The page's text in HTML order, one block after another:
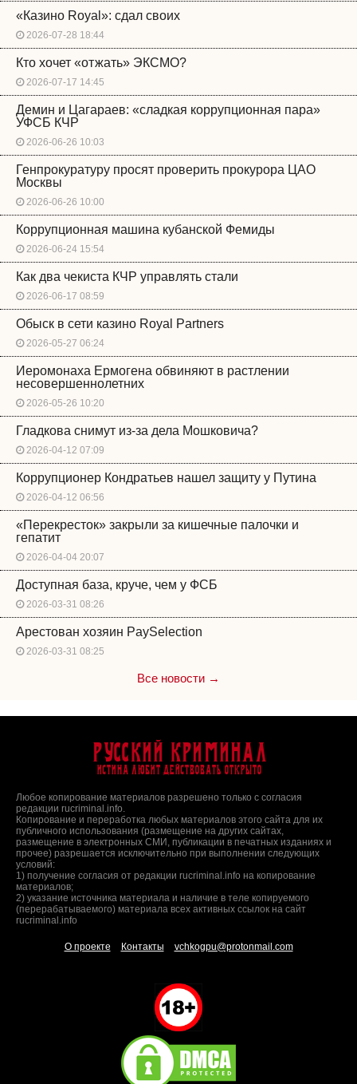
«Казино Royal»: сдал своих
2026-07-28 18:44
Кто хочет «отжать» ЭКСМО?
2026-07-17 14:45
Демин и Цагараев: «сладкая коррупционная пара»
УФСБ КЧР
2026-06-26 10:03
Генпрокуратуру просят проверить прокурора ЦАО
Москвы
2026-06-26 10:00
Коррупционная машина кубанской Фемиды
2026-06-24 15:54
Как два чекиста КЧР управлять стали
2026-06-17 08:59
Обыск в сети казино Royal Partners
2026-05-27 06:24
Иеромонаха Ермогена обвиняют в растлении
несовершеннолетних
2026-05-26 10:20
Гладкова снимут из-за дела Мошковича?
2026-04-12 07:09
Коррупционер Кондратьев нашел защиту у Путина
2026-04-12 06:56
«Перекресток» закрыли за кишечные палочки и
гепатит
2026-04-04 20:07
Доступная база, круче, чем у ФСБ
2026-03-31 08:26
Арестован хозяин PaySelection
2026-03-31 08:25
Все новости →
Русский Криминал
Истина любит действовать открыто
Любое копирование материалов разрешено только с согласия
редакции rucriminal.info.
Копирование и переработка любых материалов этого сайта для их
публичного использования (размещение на других сайтах,
размещение в электронных СМИ, публикации в печатных изданиях и
прочее) разрешается исключительно при выполнении следующих
условий:
1) получение согласия от редакции rucriminal.info на копирование
материалов;
2) указание источника материала и наличие в теле копируемого
(перерабатываемого) материала всех активных ссылок на сайт
rucriminal.info
О проекте Контакты vchkogpu@protonmail.com